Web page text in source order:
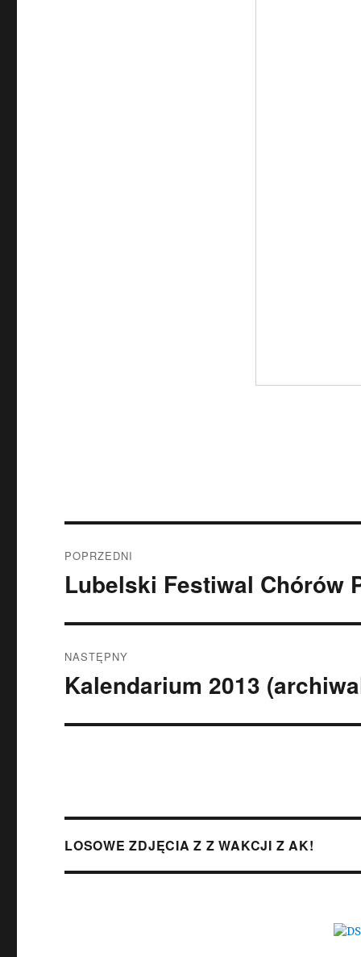
wpisu
POPRZEDNI
Poprzedni
Lubelski Festiwal Chórów
NASTĘPNY
Następny
Kalendarium 2013
LOSOWE ZDJĘCIA Z Z WAKCJI Z AK!